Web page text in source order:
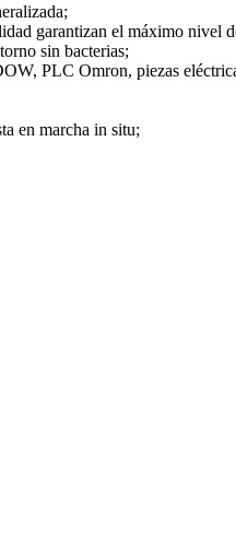
garantizan el máximo nivel
sin bacterias;
PLC Omron, piezas
en marcha in situ;